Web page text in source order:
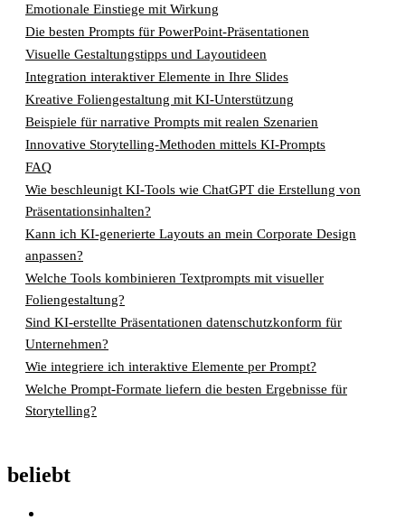
Emotionale Einstiege mit Wirkung
Die besten Prompts für PowerPoint-Präsentationen
Visuelle Gestaltungstipps und Layoutideen
Integration interaktiver Elemente in Ihre Slides
Kreative Foliengestaltung mit KI-Unterstützung
Beispiele für narrative Prompts mit realen Szenarien
Innovative Storytelling-Methoden mittels KI-Prompts
FAQ
Wie beschleunigt KI-Tools wie ChatGPT die Erstellung von
Präsentationsinhalten?
Kann ich KI-generierte Layouts an mein Corporate Design
anpassen?
Welche Tools kombinieren Textprompts mit visueller
Foliengestaltung?
Sind KI-erstellte Präsentationen datenschutzkonform für
Unternehmen?
Wie integriere ich interaktive Elemente per Prompt?
Welche Prompt-Formate liefern die besten Ergebnisse für
Storytelling?
beliebt